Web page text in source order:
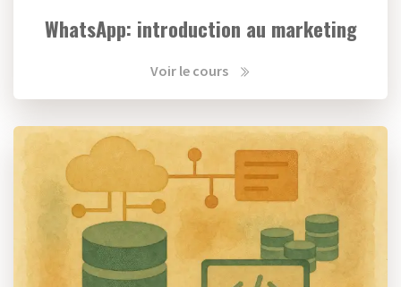
WhatsApp: introduction au marketing
Voir le cours